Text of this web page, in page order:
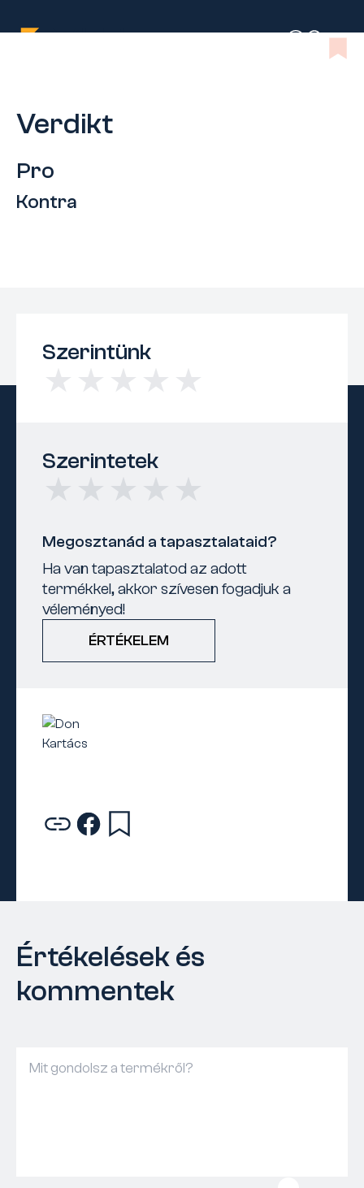
Verdikt
Pro
Kontra
Szerintünk
Szerintetek
Megosztanád a tapasztalataid?
Ha van tapasztalatod az adott
termékkel, akkor szívesen fogadjuk a
véleményed!
ÉRTÉKELEM
Értékelések és
kommentek